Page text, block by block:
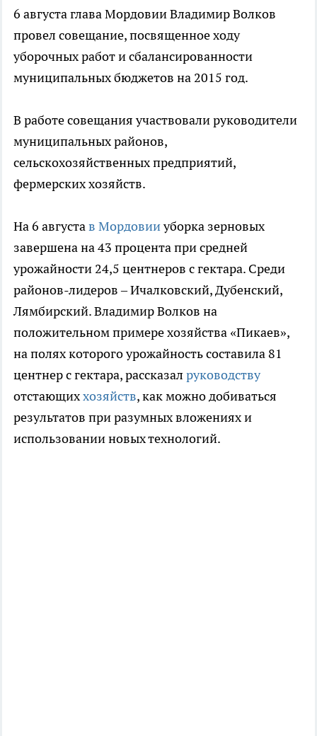
6 августа глава Мордовии Владимир Волков
провел совещание, посвященное ходу
уборочных работ и сбалансированности
муниципальных бюджетов на 2015 год.
В работе совещания участвовали руководители
муниципальных районов,
сельскохозяйственных предприятий,
фермерских хозяйств.
На 6 августав Мордовииуборка зерновых
завершена на 43 процента при средней
урожайности 24,5 центнеров с гектара. Среди
районов-лидеров – Ичалковский, Дубенский,
Лямбирский. Владимир Волков на
положительном примере хозяйства «Пикаев»,
на полях которого урожайность составила 81
центнер с гектара, рассказал руководству
отстающиххозяйств, как можно добиваться
результатов при разумных вложениях и
использовании новых технологий.